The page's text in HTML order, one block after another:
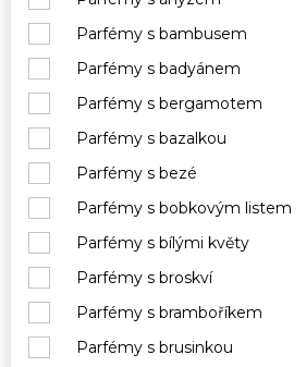
Parfémy s bambusem
Parfémy s badyánem
Parfémy s bergamotem
Parfémy s bazalkou
Parfémy s bezé
Parfémy s bobkovým listem
Parfémy s bílými květy
Parfémy s broskví
Parfémy s bramboříkem
Parfémy s brusinkou